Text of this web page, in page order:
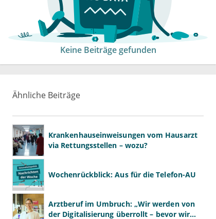
Keine Beiträge gefunden
Ähnliche Beiträge
Krankenhauseinweisungen vom Hausarzt
via Rettungsstellen – wozu?
Wochenrückblick: Aus für die Telefon-AU
Arztberuf im Umbruch: „Wir werden von
der Digitalisierung überrollt – bevor wir